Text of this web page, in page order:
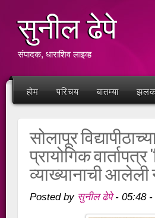
सुनील ढेपे
संपादक, धाराशिव लाइव्ह
होम परिचय बातम्या
सोलापूर
प्रायोगिक वार्तापत्र
व्याख्यानाची आलेली
Posted by सुनील ढेपे -05:48 -